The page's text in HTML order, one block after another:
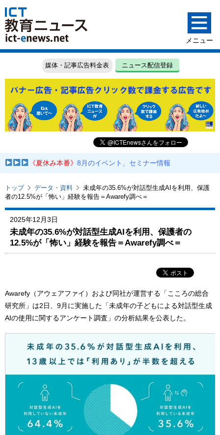
媒体・記事広告料金表 ニュース配信登録
《夏休み本番》8月のイベント、セミナー情報
トップ データ・資料
未成年の35.6%が対話型生成AIを利用、保護
者の12.5%が「怖い」経験を報告＝Awarefy調べ＝
2025年12月3日
未成年の35.6%が対話型生成AIを利用、保護者の
12.5%が「怖い」経験を報告＝Awarefy調べ＝
Awarefy（アウェアファイ）および同社が運営する「こころの総合
研究所」は2日、9月に実施した「未成年の子どもによる対話型生成
AIの使用に関するアンケート調査」の分析結果を公表した。